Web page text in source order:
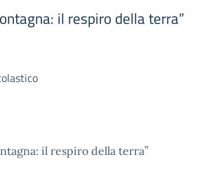
il respiro della terra”
il respiro della terra”